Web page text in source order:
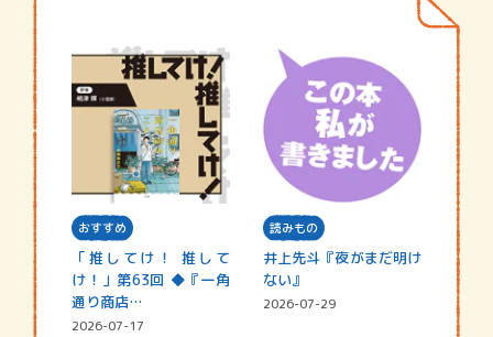
おすすめ
「推してけ！ 推して
け！」第63回 ◆『一角
通り商店…
2026-07-17
読みもの
井上先斗『夜がまだ明け
ない』
2026-07-29